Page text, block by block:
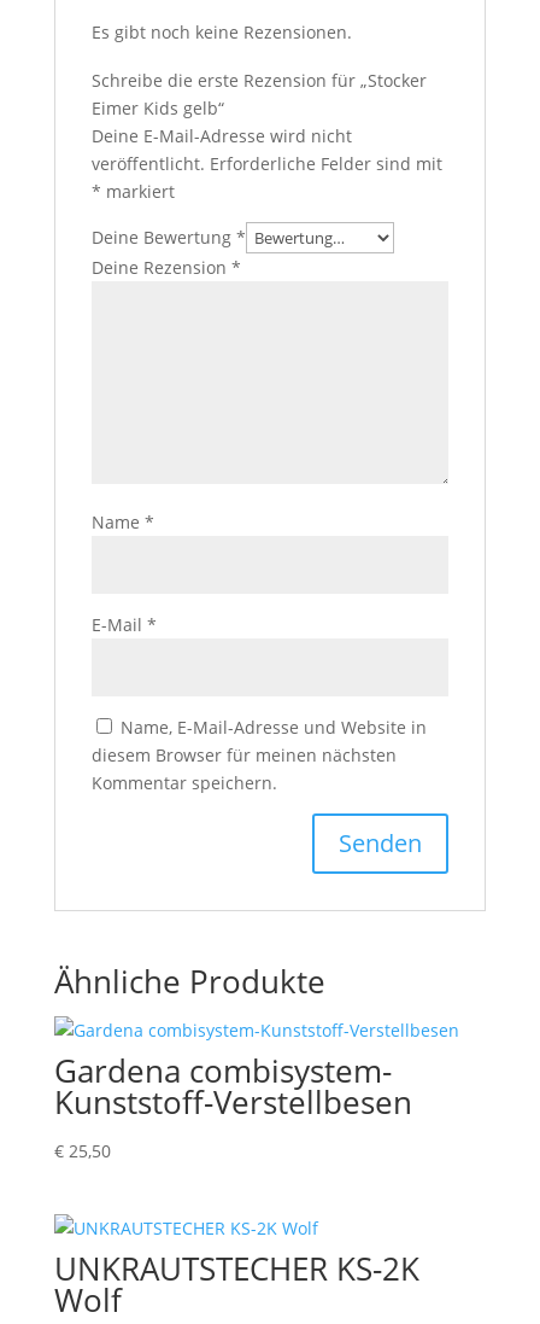
Es gibt noch keine Rezensionen.
Schreibe die erste Rezension für „Stocker
Eimer Kids gelb“
Deine E-Mail-Adresse wird nicht
veröffentlicht. Erforderliche Felder sind mit
* markiert
Deine Bewertung *
Deine Rezension *
Name *
E-Mail *
Name, E-Mail-Adresse und Website in
diesem Browser für meinen nächsten
Kommentar speichern.
Ähnliche Produkte
Gardena combisystem-
Kunststoff-Verstellbesen
€25,50
UNKRAUTSTECHER KS-2K
Wolf